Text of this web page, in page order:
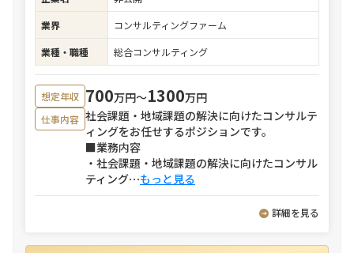
業界
コンサルティングファーム
業種・職種
総合コンサルティング
想定年収 700万円〜1300万円
仕事内容 社会課題・地域課題の解決に向けたコンサルテ
ィングをお任せするポジションです。
■業務内容
・社会課題・地域課題の解決に向けたコンサル
ティング⋯もっと見る
詳細を見る